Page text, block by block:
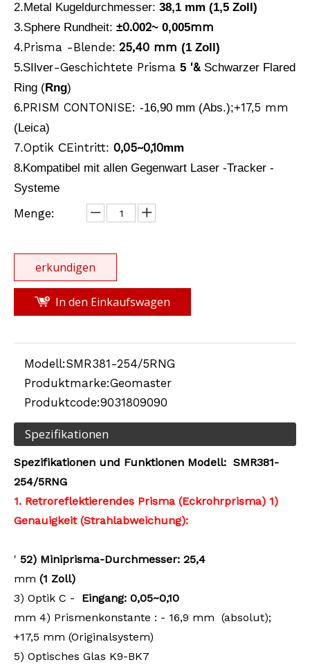
Laser-Tracker-Reflektor (38,1 mm, 5 Zoll, Nest) Laser-Tracker-Reflektor (38,1 mm, 5 Zoll, Nest)
2.Metal Kugeldurchmesser: 38,1 mm (1,5 Zoll)
3.Sphere Rundheit: ±0.002~ 0,005mm
4.Prisma -Blende: 25,40 mm (1 Zoll)
5.SIlver-Geschichtete Prisma 5 '& Schwarzer Flared
Ring (Rng)
6.PRISM CONTONISE: -16,90 mm (Abs.);+17,5 mm
(Leica)
7.Optik CEintritt: 0,05~0,10mm
8.Kompatibel mit allen Gegenwart Laser -Tracker -
Systeme
Menge:
erkundigen
In den Einkaufswagen
Modell:SMR381-254/5RNG
Produktmarke:Geomaster
Produktcode:9031809090
Spezifikationen
Spezifikationen und Funktionen Modell: SMR381-
254/5RNG
1. Retroreflektierendes Prisma (Eckrohrprisma) 1)
Genauigkeit (Strahlabweichung):
' 52) Miniprisma-Durchmesser: 25,4
mm (1 Zoll)
3) Optik C - Eingang: 0,05~0,10
mm 4) Prismenkonstante : - 16,9 mm (absolut);
+17,5 mm (Originalsystem)
5) Optisches Glas K9-BK7